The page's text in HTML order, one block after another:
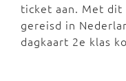
ticket aan. Met
gereisd in
dagkaart 2e klas